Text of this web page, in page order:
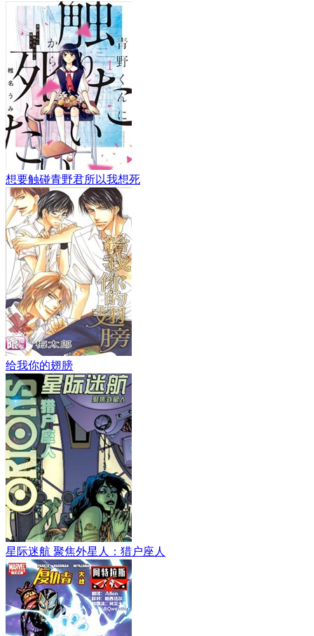
想要触碰青野君所以我想死
给我你的翅膀
星际迷航 聚焦外星人：猎户座人